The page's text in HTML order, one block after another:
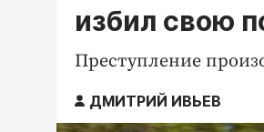
избил свою
Преступление
ДМИТРИЙ ИВЬЕВ